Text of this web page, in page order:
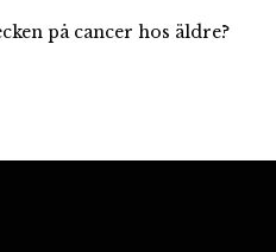
på cancer hos äldre?